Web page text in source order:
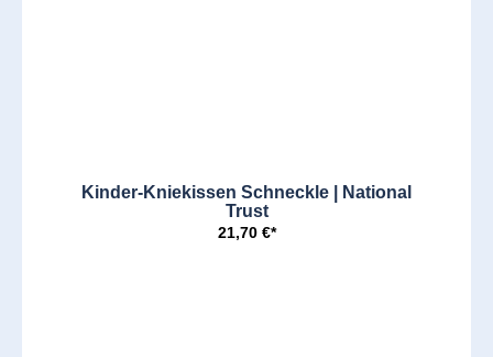
Kinder-Kniekissen Schneckle | National
Trust
21,70 €*